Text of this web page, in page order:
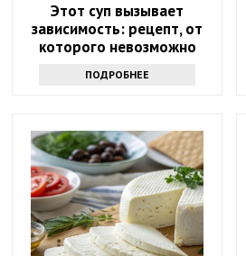
Этот суп вызывает
зависимость: рецепт, от
которого невозможно
ПОДРОБНЕЕ